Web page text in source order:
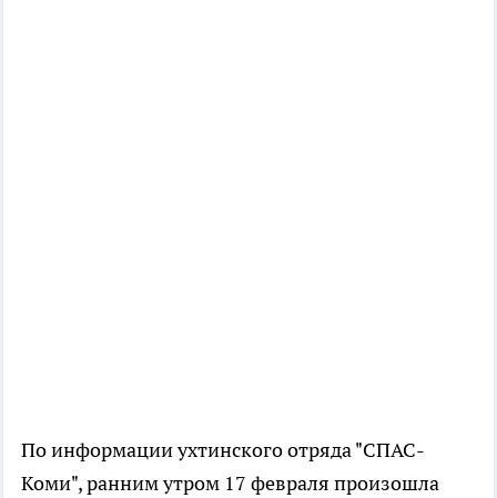
По информации ухтинского отряда "СПАС-
Коми", ранним утром 17 февраля произошла